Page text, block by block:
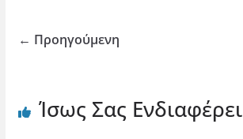
← Προηγούμενη
Ίσως Σας Ενδιαφέρει